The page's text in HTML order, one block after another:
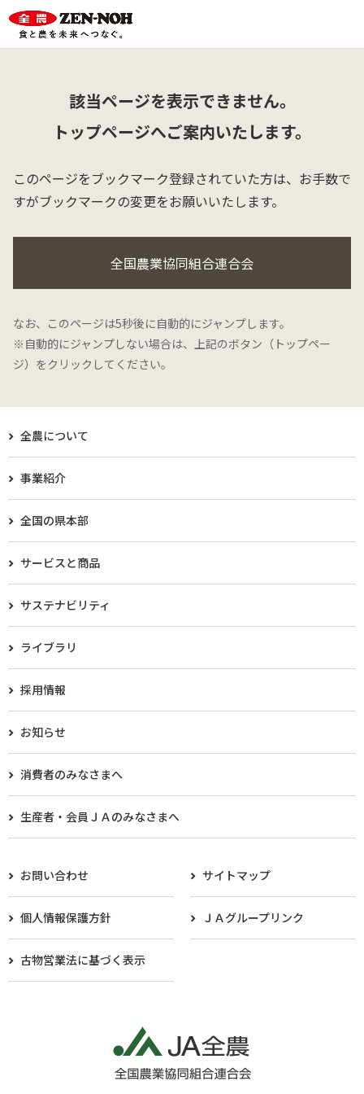
該当ページを表示できません。
トップページへご案内いたします。
このページをブックマーク登録されていた方は、 お手数で
すがブックマークの変更をお願いいたします。
全国農業協同組合連合会
なお、このページは5秒後に自動的にジャンプします。
※自動的にジャンプしない場合は、上記のボタン（トップペー
ジ）をクリックしてください。
全農について
事業紹介
全国の県本部
サービスと商品
サステナビリティ
ライブラリ
採用情報
お知らせ
消費者のみなさまへ
生産者・会員ＪＡのみなさまへ​
お問い合わせ サイトマップ
個人情報保護方針 ＪＡグループリンク
古物営業法に基づく表示